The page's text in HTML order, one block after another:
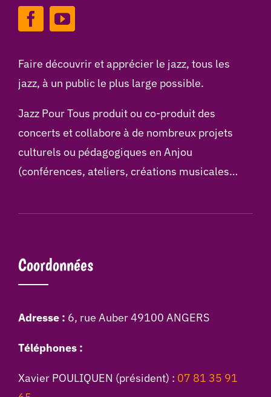
Faire découvrir et apprécier le jazz, tous les
jazz, à un public le plus large possible.
Jazz Pour Tous produit ou co-produit des
concerts et collabore à de nombreux projets
culturels ou pédagogiques en Anjou
(conférences, ateliers, créations musicales…
Coordonnées
Adresse : 6, rue Auber 49100 ANGERS
Téléphones :
Xavier POULIQUEN (président) : 07 81 35 91